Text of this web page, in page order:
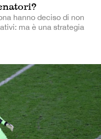
hanno deciso di non
ma è una strategia